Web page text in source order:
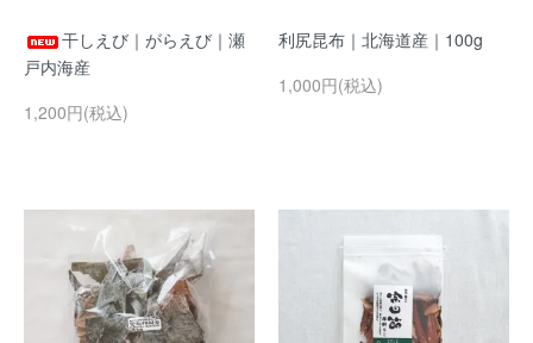
干しえび｜がらえび｜瀬
戸内海産
1,200円(税込)
利尻昆布｜北海道産｜100g
1,000円(税込)